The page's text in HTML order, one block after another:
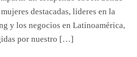
destacadas, lideres en la
y los negocios en Latinoamérica,
por nuestro […]